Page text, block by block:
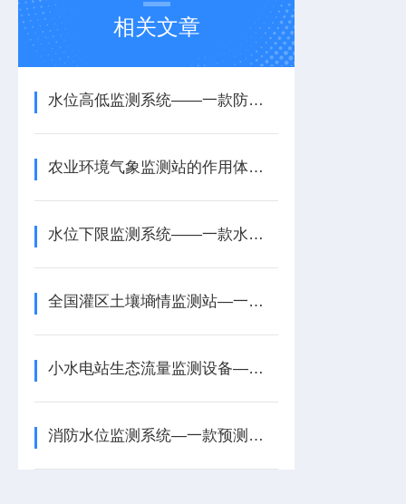
相关文章
水位高低监测系统——一款防止结构失稳的桥面水位监测系统2025+派+送
农业环境气象监测站的作用体现在哪些方面？
水位下限监测系统——一款水位异常波动的库区水位监测系统2025+派+送
全国灌区土壤墒情监测站—一款辅助政策制定的多点土壤墒情监测站2025+派+送
小水电站生态流量监测设备—一款核心诉求的水电站生态流量监测设备2026
消防水位监测系统—一款预测洪水的窨井水位及井盖安全监测系统2025顺丰包邮